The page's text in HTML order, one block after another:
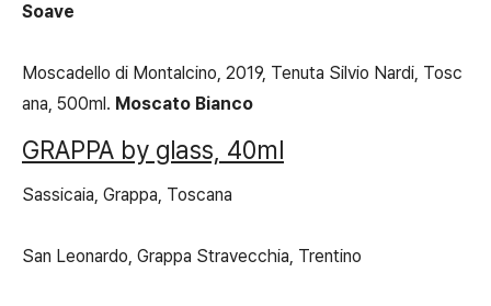
Soave
Moscadello di Montalcino, 2019, Tenuta Silvio Nardi, Tosc
ana, 500ml. Moscato Bianco
GRAPPA by glass, 40ml
Sassicaia, Grappa, Toscana
San Leonardo, Grappa Stravecchia, Trentino